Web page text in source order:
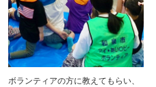
ボランティアの方に教えてもらい、